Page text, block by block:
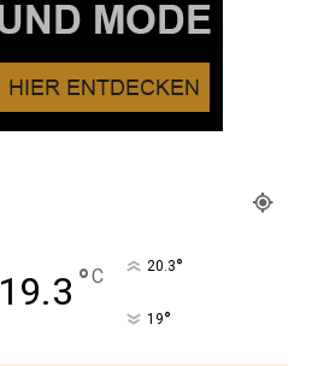
19.3 °C 20.3°
19°